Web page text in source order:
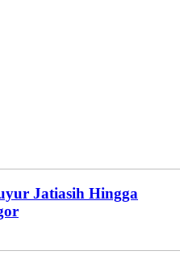
Jatiasih Hingga